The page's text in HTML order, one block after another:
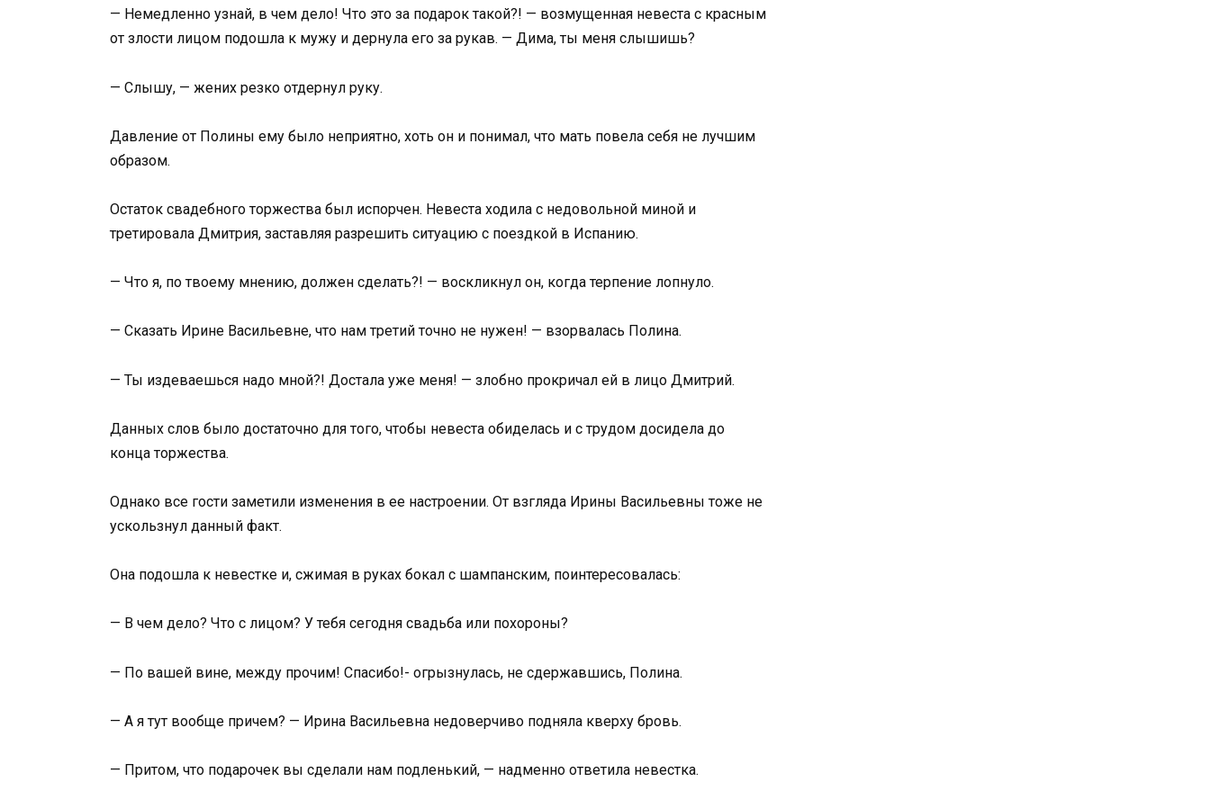
— Немедленно узнай, в чем дело! Что это за подарок такой?! — возмущенная невеста с красным
от злости лицом подошла к мужу и дернула его за рукав. — Дима, ты меня слышишь?
— Слышу, — жених резко отдернул руку.
Давление от Полины ему было неприятно, хоть он и понимал, что мать повела себя не лучшим
образом.
Остаток свадебного торжества был испорчен. Невеста ходила с недовольной миной и
третировала Дмитрия, заставляя разрешить ситуацию с поездкой в Испанию.
— Что я, по твоему мнению, должен сделать?! — воскликнул он, когда терпение лопнуло.
— Сказать Ирине Васильевне, что нам третий точно не нужен! — взорвалась Полина.
— Ты издеваешься надо мной?! Достала уже меня! — злобно прокричал ей в лицо Дмитрий.
Данных слов было достаточно для того, чтобы невеста обиделась и с трудом досидела до
конца торжества.
Однако все гости заметили изменения в ее настроении. От взгляда Ирины Васильевны тоже не
ускользнул данный факт.
Она подошла к невестке и, сжимая в руках бокал с шампанским, поинтересовалась:
— В чем дело? Что с лицом? У тебя сегодня свадьба или похороны?
— По вашей вине, между прочим! Спасибо!- огрызнулась, не сдержавшись, Полина.
— А я тут вообще причем? — Ирина Васильевна недоверчиво подняла кверху бровь.
— Притом, что подарочек вы сделали нам подленький, — надменно ответила невестка.